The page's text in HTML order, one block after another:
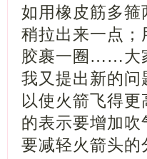
如用橡皮筋多
稍拉出来一点
胶裹一圈……大
我又提出新的问
以使火箭飞得
的表示要增加
要减轻火箭头